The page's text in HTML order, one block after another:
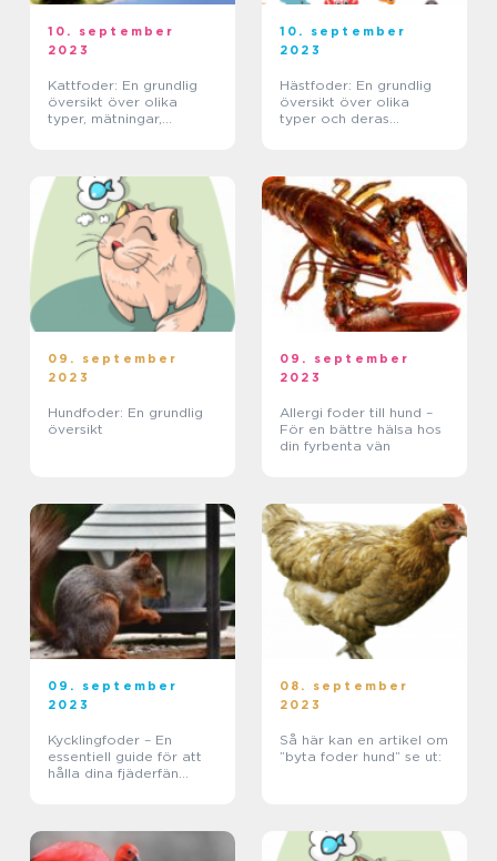
10. september
2023
Kattfoder: En grundlig
översikt över olika
typer, mätningar,
10. september
2023
Hästfoder: En grundlig
översikt över olika
typer och deras
09. september
2023
Hundfoder: En grundlig
översikt
09. september
2023
Allergi foder till hund –
För en bättre hälsa hos
din fyrbenta vän
09. september
2023
Kycklingfoder – En
essentiell guide för att
hålla dina fjäderfän
08. september
2023
Så här kan en artikel om
”byta foder hund” se ut: